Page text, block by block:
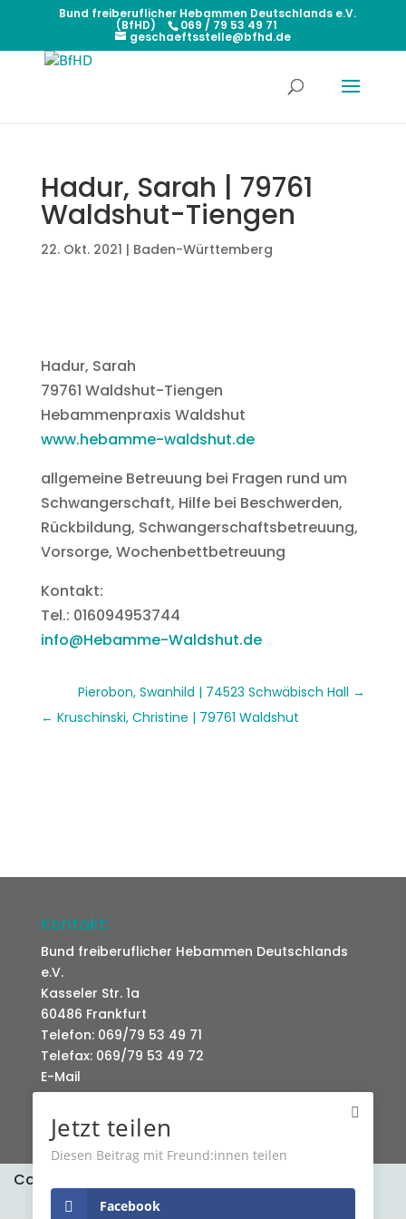
Bund freiberuflicher Hebammen Deutschlands e.V.
(BfHD) 069 / 79 53 49 71
geschaeftsstelle@bfhd.de
Hadur, Sarah | 79761
Waldshut-Tiengen
22. Okt. 2021 | Baden-Württemberg
Hadur, Sarah
79761 Waldshut-Tiengen
Hebammenpraxis Waldshut
www.hebamme-waldshut.de
allgemeine Betreuung bei Fragen rund um
Schwangerschaft, Hilfe bei Beschwerden,
Rückbildung, Schwangerschaftsbetreuung,
Vorsorge, Wochenbettbetreuung
Kontakt:
Tel.: 016094953744
info@Hebamme-Waldshut.de
Pierobon, Swanhild | 74523 Schwäbisch Hall
Kruschinski, Christine | 79761 Waldshut
Kontakt:
Bund freiberuflicher Hebammen Deutschlands
e.V.
Kasseler Str. 1a
60486 Frankfurt
Telefon: 069/79 53 49 71
Telefax: 069/79 53 49 72
E-Mail
Datenschutz Kontakt
Jetzt teilen
Diesen Beitrag mit Freund:innen teilen
Facebook
Cookies erleichtern die Bereitstellung unserer
Dienste. Mit der Nutzung unserer Dienste